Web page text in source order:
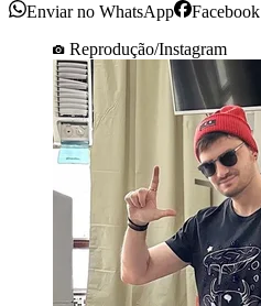
Enviar no WhatsApp Facebook
Reprodução/Instagram